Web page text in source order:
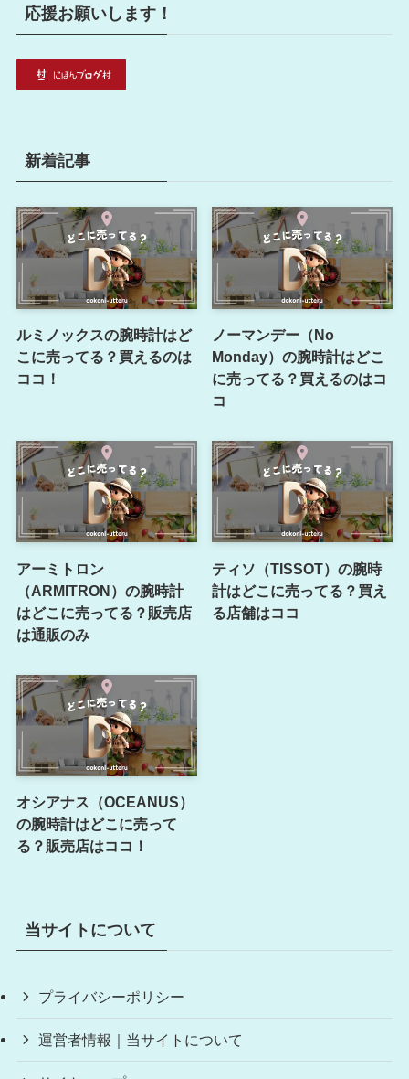
応援お願いします！
新着記事
ルミノックスの腕時計はど
こに売ってる？買えるのは
ココ！
ノーマンデー（No
Monday）の腕時計はどこ
に売ってる？買えるのはコ
コ
アーミトロン
（ARMITRON）の腕時計
はどこに売ってる？販売店
は通販のみ
ティソ（TISSOT）の腕時
計はどこに売ってる？買え
る店舗はココ
オシアナス（OCEANUS）
の腕時計はどこに売って
る？販売店はココ！
当サイトについて
プライバシーポリシー
運営者情報｜当サイトについて